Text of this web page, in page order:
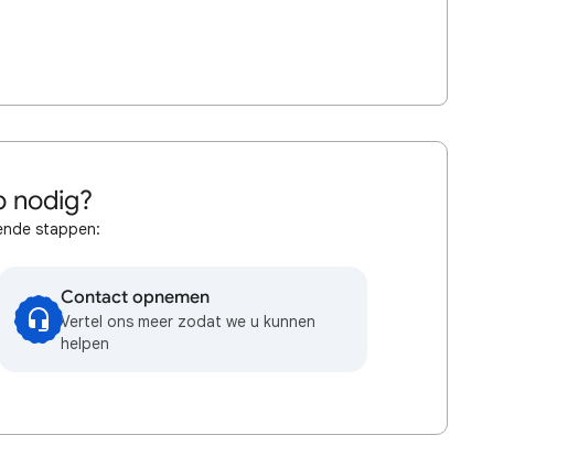
nodig?
stappen:
Contact opnemen
Vertel ons meer zodat we u kunnen
helpen